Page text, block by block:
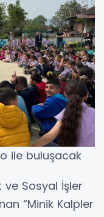
ile buluşacak
ve Sosyal İşler
“Minik Kalpler